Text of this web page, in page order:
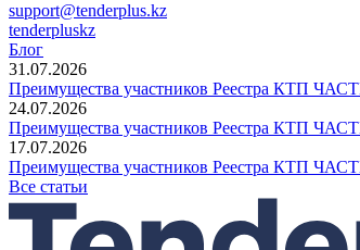
support@tenderplus.kz
tenderpluskz
Блог
31.07.2026
Преимущества участников Реестра КТП
24.07.2026
Преимущества участников Реестра КТП
17.07.2026
Преимущества участников Реестра КТП
Все статьи